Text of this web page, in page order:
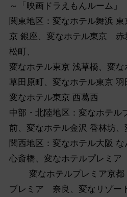
～「映画ドラえもんルーム
関東地区：変なホテル舞浜
京 銀座、変なホテル東京 赤
松町、
変なホテル東京 浅草橋、変
草田原町、変なホテル東京 羽
変なホテル東京 西葛西
中部・北陸地区：変なホテル
前、変なホテル金沢 香林坊
関西地区：変なホテル大阪
心斎橋、変なホテルプレミア
変なホテルプレミア京都
プレミア 奈良、変なリゾー